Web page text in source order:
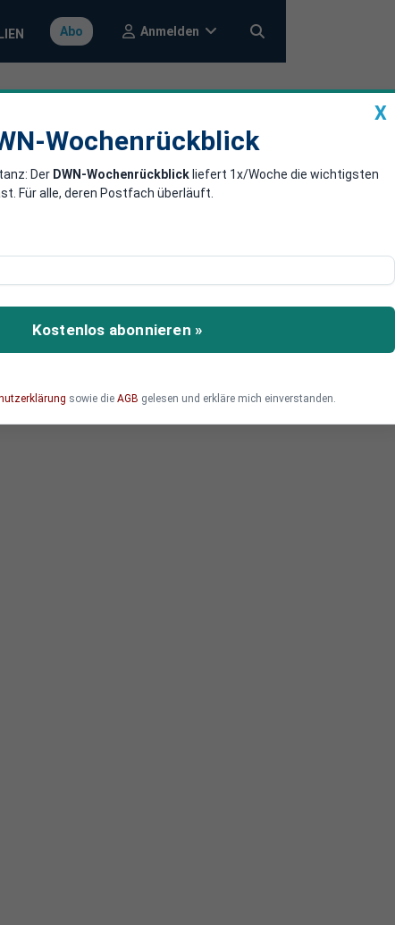
Abo Anmelden
nimmt
Mit Milliarden
X
Wochenrückblick
Der DWN-Wochenrückblick liefert 1x/Woche die wichtigsten
Für alle, deren Postfach überläuft.
Kostenlos abonnieren »
sowie die AGB gelesen und erkläre mich einverstanden.